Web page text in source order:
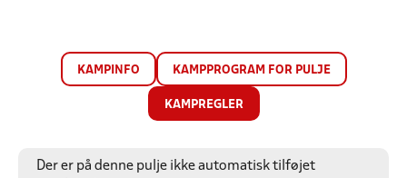
KAMPINFO KAMPPROGRAM FOR PULJE
KAMPREGLER
Der er på denne pulje ikke automatisk tilføjet